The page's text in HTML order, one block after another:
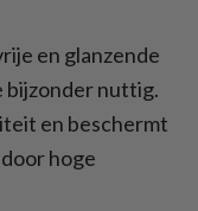
en glanzende
bijzonder nuttig.
en beschermt
hoge